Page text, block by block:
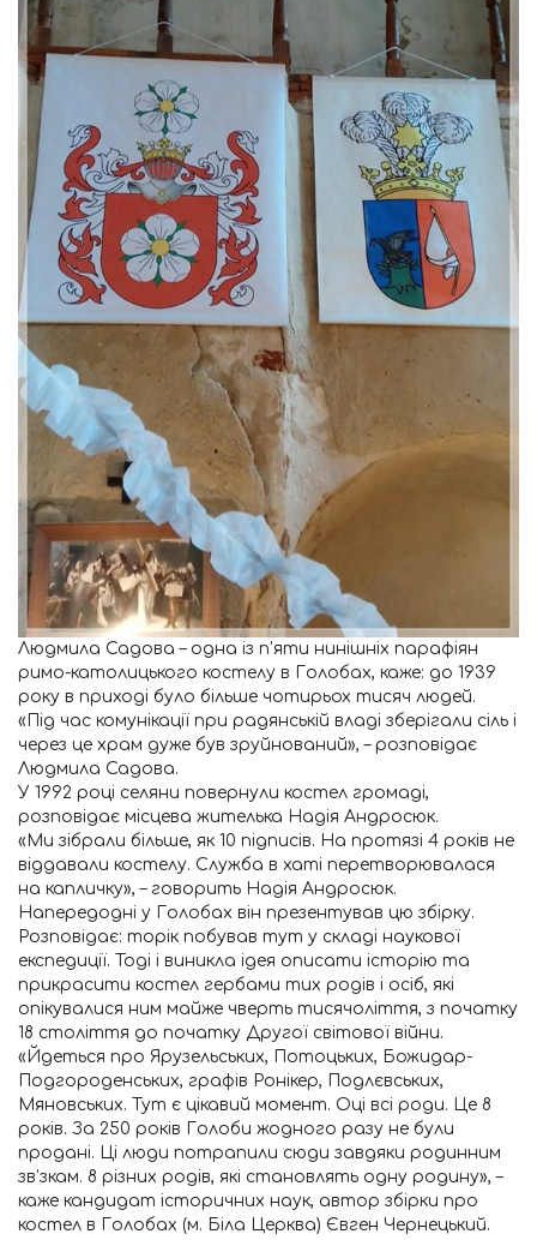
Людмила Садова – одна із п’яти нинішніх парафіян
римо-католицького костелу в Голобах, каже: до 1939
року в приході було більше чотирьох тисяч людей.
«Під час комунікації при радянській владі зберігали сіль і
через це храм дуже був зруйнований», – розповідає
Людмила Садова.
У 1992 році селяни повернули костел громаді,
розповідає місцева жителька Надія Андросюк.
«Ми зібрали більше, як 10 підписів. На протязі 4 років не
віддавали костелу. Служба в хаті перетворювалася
на капличку», – говорить Надія Андросюк.
Напередодні у Голобах він презентував цю збірку.
Розповідає: торік побував тут у складі наукової
експедиції. Тоді і виникла ідея описати історію та
прикрасити костел гербами тих родів і осіб, які
опікувалися ним майже чверть тисячоліття, з початку
18 століття до початку Другої світової війни.
«Йдеться про Ярузельських, Потоцьких, Божидар-
Подгороденських, графів Ронікер, Подлєвських,
Мяновських. Тут є цікавий момент. Оці всі роди. Це 8
років. За 250 років Голоби жодного разу не були
продані. Ці люди потрапили сюди завдяки родинним
зв’зкам. 8 різних родів, які становлять одну родину», –
каже кандидат історичних наук, автор збірки про
костел в Голобах (м. Біла Церква) Євген Чернецький.